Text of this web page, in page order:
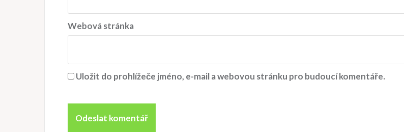
e
k
Webová stránka
Uložit do prohlížeče jméno, e-mail a webovou stránku pro budoucí komentáře.